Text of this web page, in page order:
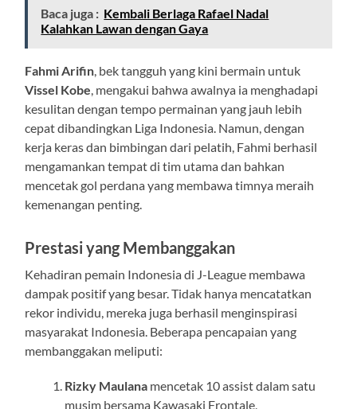
Baca juga : Kembali Berlaga Rafael Nadal
Kalahkan Lawan dengan Gaya
Fahmi Arifin , bek tangguh yang kini bermain untuk
Vissel Kobe , mengakui bahwa awalnya ia menghadapi
kesulitan dengan tempo permainan yang jauh lebih
cepat dibandingkan Liga Indonesia. Namun, dengan
kerja keras dan bimbingan dari pelatih, Fahmi berhasil
mengamankan tempat di tim utama dan bahkan
mencetak gol perdana yang membawa timnya meraih
kemenangan penting.
Prestasi yang Membanggakan
Kehadiran pemain Indonesia di J-League membawa
dampak positif yang besar. Tidak hanya mencatatkan
rekor individu, mereka juga berhasil menginspirasi
masyarakat Indonesia. Beberapa pencapaian yang
membanggakan meliputi:
Rizky Maulana mencetak 10 assist dalam satu
musim bersama Kawasaki Frontale,